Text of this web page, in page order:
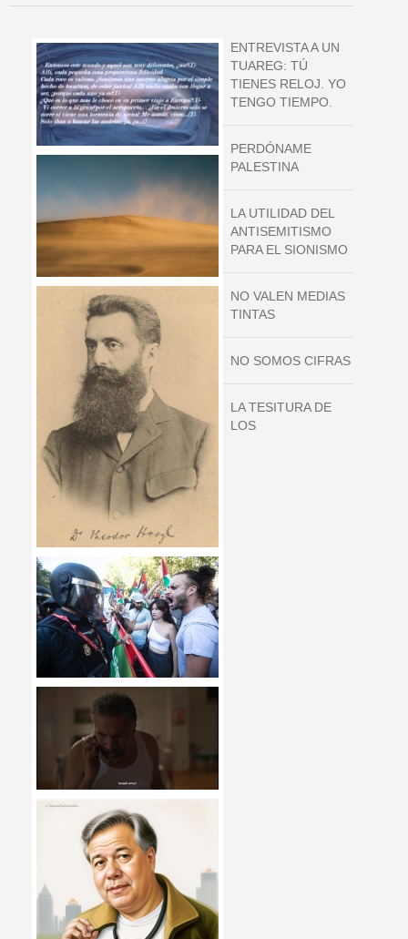
ENTREVISTA A UN
TUAREG: TÚ
TIENES RELOJ. YO
TENGO TIEMPO.
PERDÓNAME
PALESTINA
LA UTILIDAD DEL
ANTISEMITISMO
PARA EL SIONISMO
NO VALEN MEDIAS
TINTAS
NO SOMOS CIFRAS
LA TESITURA DE
LOS